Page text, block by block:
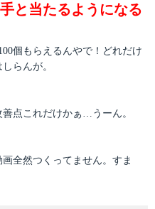
と当たるようになる
個もらえるんやで！どれだけ
らんが。
点これだけかぁ…うーん。
全然つくってません。すま